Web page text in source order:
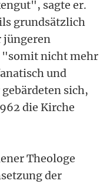
sagte er.
grundsätzlich
jüngeren
"somit nicht mehr
und
sich,
die Kirche
Theologe
der